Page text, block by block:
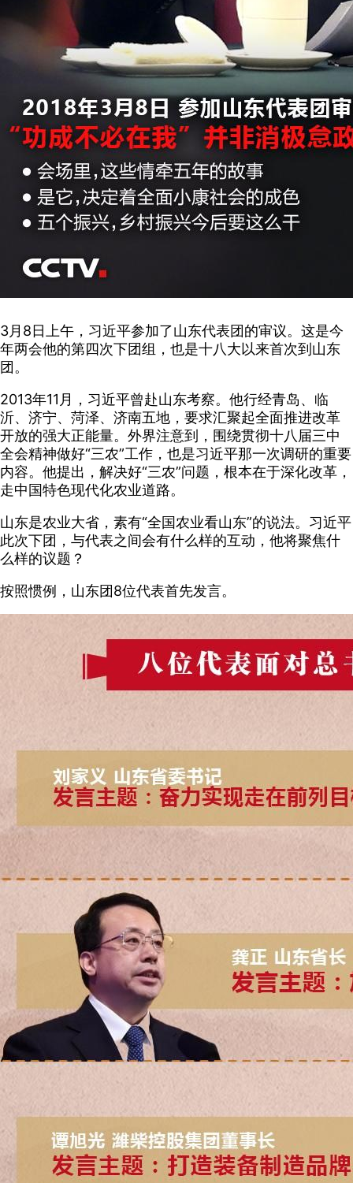
3月8日上午，习近平参加了山东代表团的审议。这是今
年两会他的第四次下团组，也是十八大以来首次到山东
团。
2013年11月，习近平曾赴山东考察。他行经青岛、临
沂、济宁、菏泽、济南五地，要求汇聚起全面推进改革
开放的强大正能量。外界注意到，围绕贯彻十八届三中
全会精神做好“三农”工作，也是习近平那一次调研的重要
内容。他提出，解决好“三农”问题，根本在于深化改革，
走中国特色现代化农业道路。
山东是农业大省，素有“全国农业看山东”的说法。习近平
此次下团，与代表之间会有什么样的互动，他将聚焦什
么样的议题？
按照惯例，山东团8位代表首先发言。